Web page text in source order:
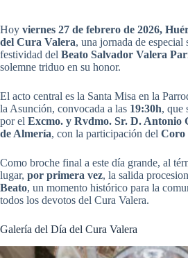
Hoy viernes 27 de febrero de 2026,
del Cura Valera, una jornada de
festividad del Beato Salvador Valera
solemne triduo en su honor.
El acto central es la Santa Misa en la
la Asunción, convocada a las 19:30h, que
por el Excmo. y Rvdmo. Sr. D. Antonio
de Almería, con la participación del Coro
Como broche final a este día grande, al
lugar, por primera vez, la salida
Beato, un momento histórico para la
todos los devotos del Cura Valera.
Galería del Día del Cura Valera